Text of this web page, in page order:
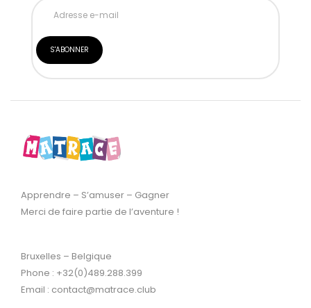
Apprendre – S’amuser – Gagner
Merci de faire partie de l’aventure !
Bruxelles – Belgique
Phone : +32(0)489.288.399
Email : contact@matrace.club